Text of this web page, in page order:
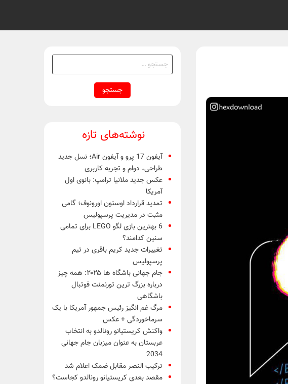
جستجو
برای:
نوشته‌های تازه
آیفون 17 پرو و آیفون Air؛ نسل جدید
طراحی، دوام و تجربه کاربری
عکس جدید ملانیا ترامپ: بانوی اول
آمریکا
تمدید قرارداد اوستون اورونوف؛ گامی
مثبت در مدیریت پرسپولیس
6 بهترین بازی لگو LEGO برای تمامی
سنین کدامند؟
تغییرات جدید کریم باقری در تیم
پرسپولیس
جام جهانی باشگاه ها ۲۰۲۵: همه چیز
درباره بزرگ ترین تورنمنت فوتبال
باشگاهی
مرگ غم انگیز رئیس جمهور آمریکا با یک
سرماخوردگی + عکس
واکنش کریستیانو رونالدو به انتخاب
عربستان به عنوان میزبان جام جهانی
2034
ترکیب النصر مقابل ضمک اعلام شد
مقصد بعدی کریستیانو رونالدو کجاست؟